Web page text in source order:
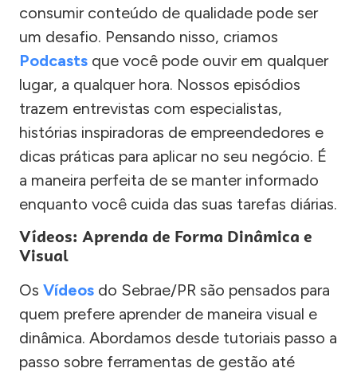
consumir conteúdo de qualidade pode ser
um desafio. Pensando nisso, criamos
Podcasts que você pode ouvir em qualquer
lugar, a qualquer hora. Nossos episódios
trazem entrevistas com especialistas,
histórias inspiradoras de empreendedores e
dicas práticas para aplicar no seu negócio. É
a maneira perfeita de se manter informado
enquanto você cuida das suas tarefas diárias.
Vídeos: Aprenda de Forma Dinâmica e
Visual
Os Vídeos do Sebrae/PR são pensados para
quem prefere aprender de maneira visual e
dinâmica. Abordamos desde tutoriais passo a
passo sobre ferramentas de gestão até